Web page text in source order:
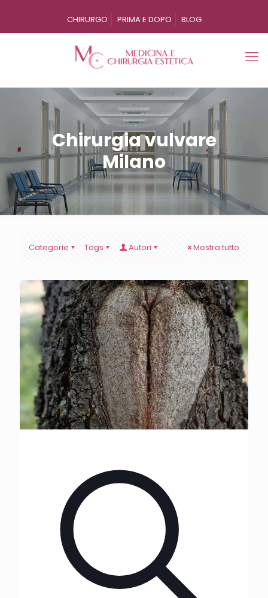
CHIRURGO PRIMA E DOPO BLOG
Chirurgia vulvare
Milano
Categorie Tags Autori Mostra tutto